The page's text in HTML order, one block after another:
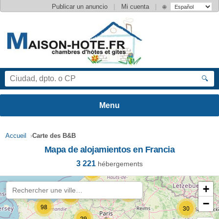
Publicar un anuncio | Mi cuenta | 🌐
🔍
Accueil ›Carte des B&B
Mapa de alojamientos en Francia
3 221 hébergements
30
25
98
+
−